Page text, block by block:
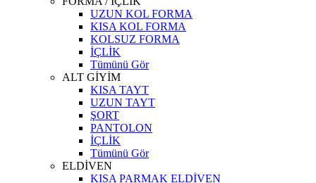
UZUN KOL FORMA
KISA KOL FORMA
KOLSUZ FORMA
İÇLİK
Tümünü Gör
ALT GİYİM
KISA TAYT
UZUN TAYT
ŞORT
PANTOLON
İÇLİK
Tümünü Gör
ELDİVEN
KISA PARMAK ELDİVEN